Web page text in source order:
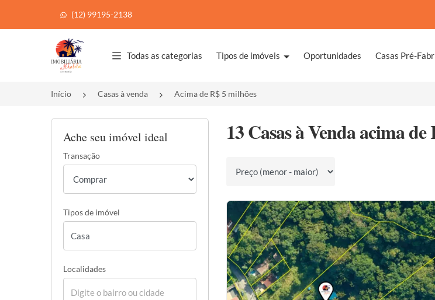
(12) 99195-2138
Página inicial
Todas as categorias Tipos de imóveis Oportunidades Casas Pré-
Início Casas à venda Acima de R$ 5 milhões
Ache seu imóvel ideal
Transação
Tipos de imóvel
Localidades
13 Casas à Venda acima
Ordenar por